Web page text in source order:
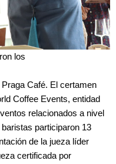
los
Café. El certamen
Coffee Events, entidad
relacionados a nivel
participaron 13
de la jueza líder
certificada por